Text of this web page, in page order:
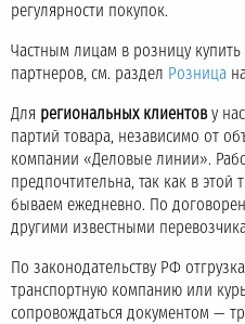
регулярности покупок.
Частным лицам в розницу
партнеров, см. раздел Розница
Для региональных клиентову нас
партий товара, независимо от
компании «Деловые линии».
предпочтительна, так как в
бываем ежедневно. По
другими известными
По законодательству РФ
транспортную компанию или
сопровождаться документом —